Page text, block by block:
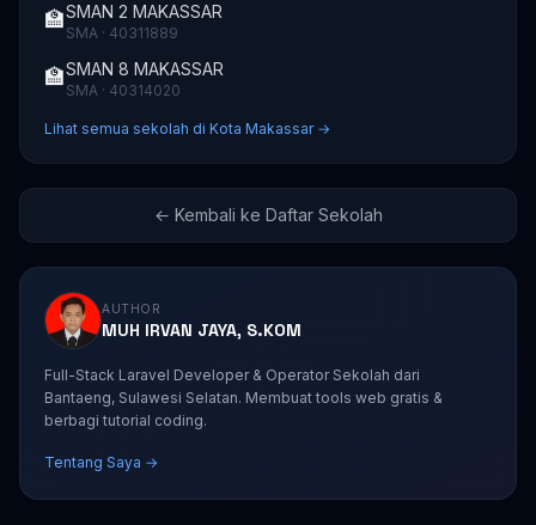
🏫SMAN 2 MAKASSAR
SMA · 40311889
🏫SMAN 8 MAKASSAR
SMA · 40314020
Lihat semua sekolah di Kota Makassar →
← Kembali ke Daftar Sekolah
AUTHOR
MUH IRVAN JAYA, S.KOM
Full-Stack Laravel Developer & Operator Sekolah dari
Bantaeng, Sulawesi Selatan. Membuat tools web gratis &
berbagi tutorial coding.
Tentang Saya →